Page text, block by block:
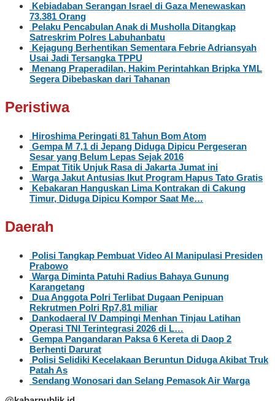
Kebiadaban Serangan Israel di Gaza Menewaskan
73.381 Orang
Pelaku Pencabulan Anak di Musholla Ditangkap
Satreskrim Polres Labuhanbatu
Kejagung Berhentikan Sementara Febrie Adriansyah
Usai Jadi Tersangka TPPU
Menang Praperadilan, Hakim Perintahkan Bripka YML
Segera Dibebaskan dari Tahanan
Peristiwa
Hiroshima Peringati 81 Tahun Bom Atom
Gempa M 7,1 di Jepang Diduga Dipicu Pergeseran
Sesar yang Belum Lepas Sejak 2016
Empat Titik Unjuk Rasa di Jakarta Jumat ini
Warga Jakut Antusias Ikut Program Hapus Tato Gratis
Kebakaran Hanguskan Lima Kontrakan di Cakung
Timur, Diduga Dipicu Kompor Saat Me…
Daerah
Polisi Tangkap Pembuat Video AI Manipulasi Presiden
Prabowo
Warga Diminta Patuhi Radius Bahaya Gunung
Karangetang
Dua Anggota Polri Terlibat Dugaan Penipuan
Rekrutmen Polri Rp7,81 miliar
Dankodaeral IV Dampingi Menhan Tinjau Latihan
Operasi TNI Terintegrasi 2026 di L…
Gempa Pangandaran Paksa 6 Kereta di Daop 2
Berhenti Darurat
Polisi Selidiki Kecelakaan Beruntun Diduga Akibat Truk
Patah As
Sendang Wonosari dan Selang Pemasok Air Warga